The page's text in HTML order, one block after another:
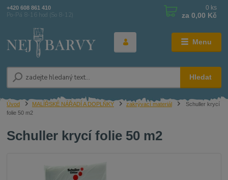
Menu
Hledat
+420 608 861 410
Po-Pá 8-16 hod (So 8-12)
0 ks
za 0,00 Kč
Úvod MALÍŘSKÉ NÁŘADÍ A DOPLŇKY zakrývací materiál
Schuller krycí
folie 50 m2
Schuller krycí folie 50 m2